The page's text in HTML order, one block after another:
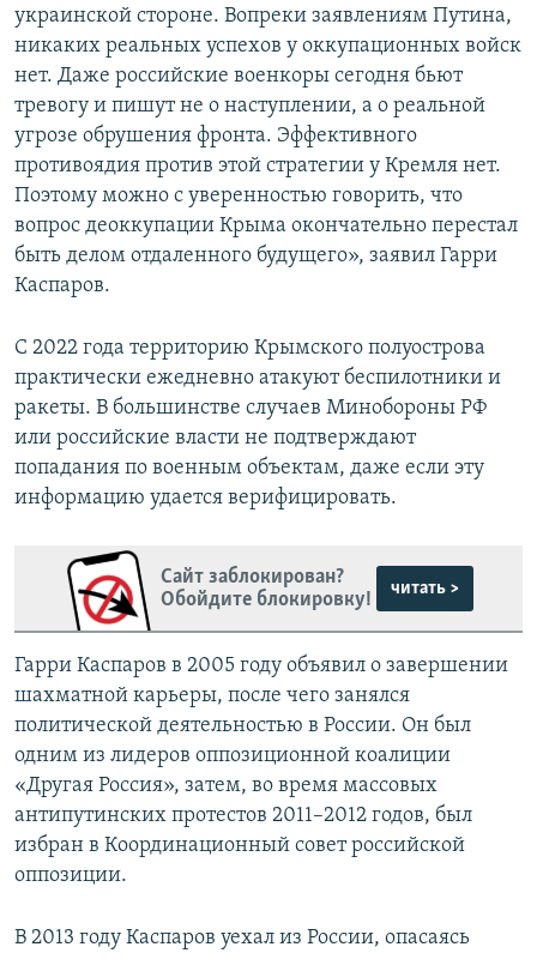
украинской стороне. Вопреки заявлениям Путина,
никаких реальных успехов у оккупационных войск
нет. Даже российские военкоры сегодня бьют
тревогу и пишут не о наступлении, а о реальной
угрозе обрушения фронта. Эффективного
противоядия против этой стратегии у Кремля нет.
Поэтому можно с уверенностью говорить, что
вопрос деоккупации Крыма окончательно перестал
быть делом отдаленного будущего», заявил Гарри
Каспаров.
С 2022 года территорию Крымского полуострова
практически ежедневно атакуют беспилотники и
ракеты. В большинстве случаев Минобороны РФ
или российские власти не подтверждают
попадания по военным объектам, даже если эту
информацию удается верифицировать.
Сайт заблокирован?
Обойдите блокировку!
читать >
Гарри Каспаров в 2005 году объявил о завершении
шахматной карьеры, после чего занялся
политической деятельностью в России. Он был
одним из лидеров оппозиционной коалиции
«Другая Россия», затем, во время массовых
антипутинских протестов 2011–2012 годов, был
избран в Координационный совет российской
оппозиции.
В 2013 году Каспаров уехал из России, опасаясь